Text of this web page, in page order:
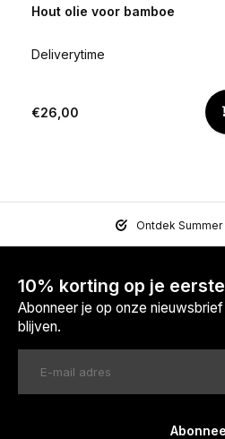
Hout olie voor bamboe
Deliverytime
€26,00
Ontdek
10% korting op je
Abonneer je op onze
blijven.